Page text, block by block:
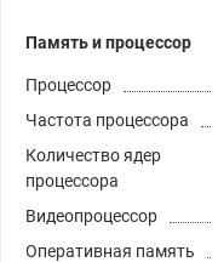
Память и процессор
Процессор
Частота процессора
Количество ядер
процессора
Видеопроцессор
Оперативная память